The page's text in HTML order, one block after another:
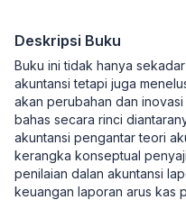
Deskripsi Buku
Buku ini tidak hanya
akuntansi tetapi juga
akan perubahan dan
bahas secara rinci
akuntansi pengantar teori
kerangka konseptual
penilaian dalan akuntansi
keuangan laporan arus kas